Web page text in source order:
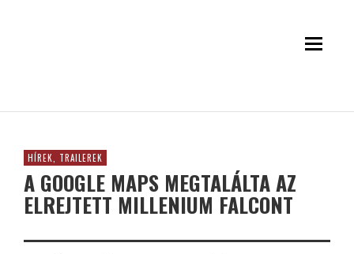
HÍREK, TRAILEREK
A GOOGLE MAPS MEGTALÁLTA AZ
ELREJTETT MILLENIUM FALCONT